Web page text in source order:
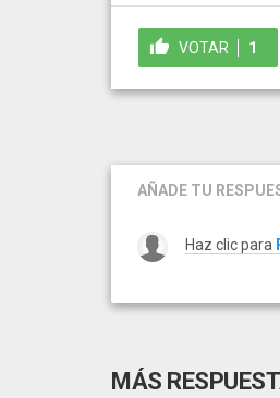
VOTAR 1
AÑADE TU
Haz clic para
MÁS